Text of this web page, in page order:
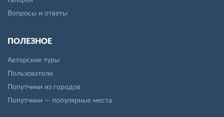
Вопросы и ответы
ПОЛЕЗНОЕ
Авторские туры
Пользователи
Попутчики из городов
Попутчики — популярные места